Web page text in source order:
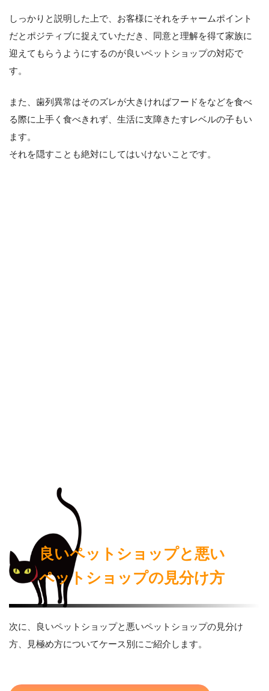
しっかりと説明した上で、お客様にそれをチャームポイント
だとポジティブに捉えていただき、同意と理解を得て家族に
迎えてもらうようにするのが良いペットショップの対応で
す。
また、歯列異常はそのズレが大きければフードをなどを食べ
る際に上手く食べきれず、生活に支障きたすレベルの子もい
ます。
それを隠すことも絶対にしてはいけないことです。
良いペットショップと悪い
ペットショップの見分け方
次に、良いペットショップと悪いペットショップの見分け
方、見極め方についてケース別にご紹介します。